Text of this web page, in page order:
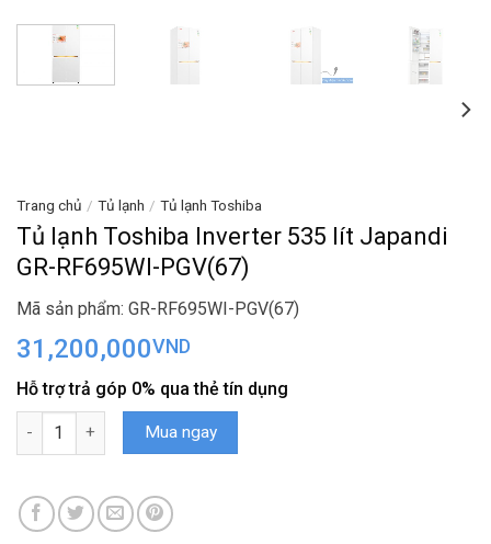
Trang chủ / Tủ lạnh / Tủ lạnh Toshiba
Tủ lạnh Toshiba Inverter 535 lít Japandi
GR-RF695WI-PGV(67)
Mã sản phẩm: GR-RF695WI-PGV(67)
31,200,000VND
Hỗ trợ trả góp 0% qua thẻ tín dụng
Tủ lạnh Toshiba Inverter 535 lít Japandi GR-RF695WI-PGV(67)
Mua ngay